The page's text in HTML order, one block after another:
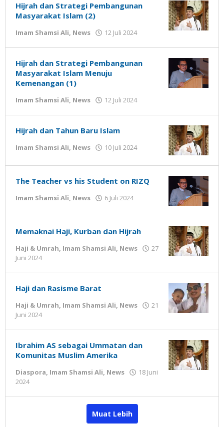
Hijrah dan Strategi Pembangunan
Masyarakat Islam (2)
Imam Shamsi Ali, News 12 Juli 2024
Susanto
Hijrah dan Strategi Pembangunan
Masyarakat Islam Menuju
Kemenangan (1)
Imam Shamsi Ali, News 12 Juli 2024
Susanto
Hijrah dan Tahun Baru Islam
Imam Shamsi Ali, News 10 Juli 2024
Susanto
The Teacher vs his Student on RIZQ
Imam Shamsi Ali, News 6 Juli 2024
Susanto
Memaknai Haji, Kurban dan Hijrah
Haji & Umrah, Imam Shamsi Ali, News
27
Juni 2024
Susanto
Haji dan Rasisme Barat
Haji & Umrah, Imam Shamsi Ali, News
21
Juni 2024
Susanto
Ibrahim AS sebagai Ummatan dan
Komunitas Muslim Amerika
Diaspora, Imam Shamsi Ali, News
18 Juni
2024
Susanto
Muat Lebih